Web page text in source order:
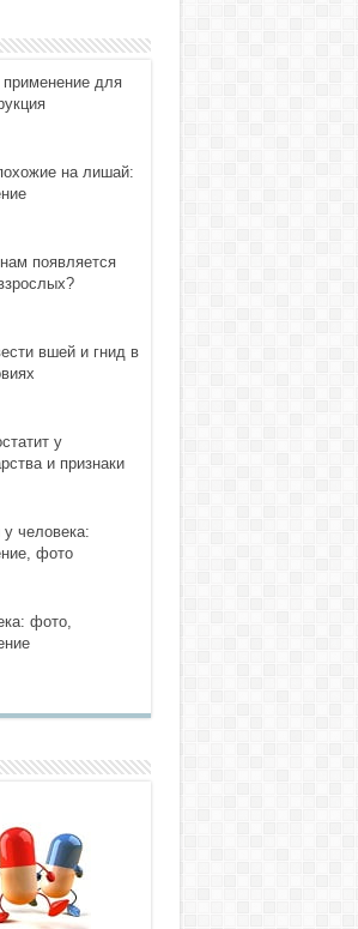
для
на лишай:
появляется
вшей и гнид в
у
и признаки
человека:
фото
фото,